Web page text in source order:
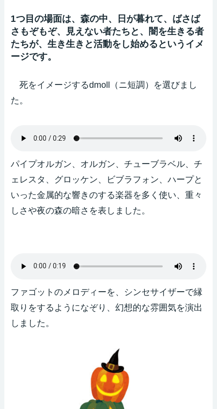
1つ目の場面は、森の中、日が暮れて、ばさば
さもぞもぞ、見えない者たちと、闇を生きる者
たちが、生き生きと活動をし始めるというイメ
ージです。
死をイメージするdmoll（ニ短調）を選びまし
た。
パイプオルガン、オルガン、チューブラベル、チ
ェレスタ、グロッケン、ビブラフォン、ハープと
いった金属的な響きのする楽器を多く使い、重々
しさや夜の森の暗さを表しました。
ファゴットのメロディーを、シンセサイザーで縁
取りをするようになぞり、幻想的な雰囲気を演出
しました。